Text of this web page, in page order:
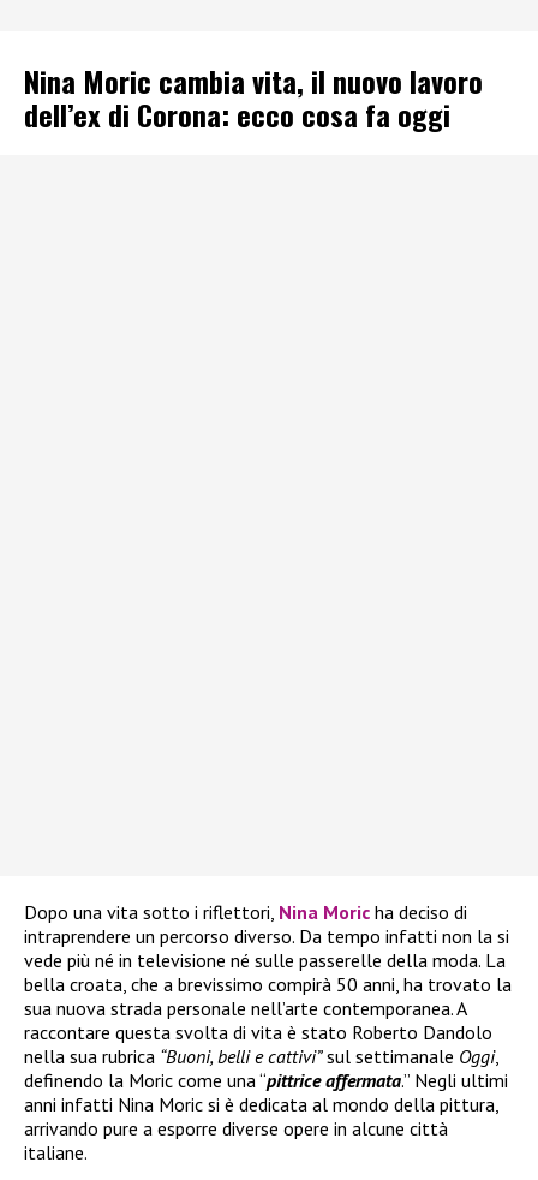
Nina Moric cambia vita, il nuovo lavoro
dell’ex di Corona: ecco cosa fa oggi
Dopo una vita sotto i riflettori, Nina Moric ha deciso di
intraprendere un percorso diverso. Da tempo infatti non la si
vede più né in televisione né sulle passerelle della moda. La
bella croata, che a brevissimo compirà 50 anni, ha trovato la
sua nuova strada personale nell’arte contemporanea. A
raccontare questa svolta di vita è stato Roberto Dandolo
nella sua rubrica “Buoni, belli e cattivi”sul settimanale Oggi,
definendo la Moric come una “pittrice affermata.” Negli ultimi
anni infatti Nina Moric si è dedicata al mondo della pittura,
arrivando pure a esporre diverse opere in alcune città
italiane.